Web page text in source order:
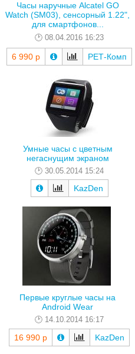
Часы наручные Alcatel GO
Watch (SM03), сенсорный 1.22",
для смартфонов...
08.04.2016 16:23
6 990 р РЕТ-Комп
Умные часы с цветным
негаснущим экраном
30.05.2014 15:24
KazDen
Первые круглые часы на
Android Wear
14.10.2014 16:17
16 990 р KazDen